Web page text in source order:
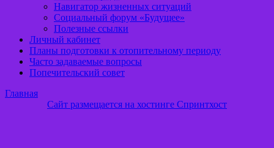
Навигатор жизненных ситуаций
Социальный форум «Будущее»
Полезные ссылки
Личный кабинет
Планы подготовки к отопительному периоду
Часто задаваемые вопросы
Попечительский совет
Главная
Сайт размещается на хостинге Спринтхост